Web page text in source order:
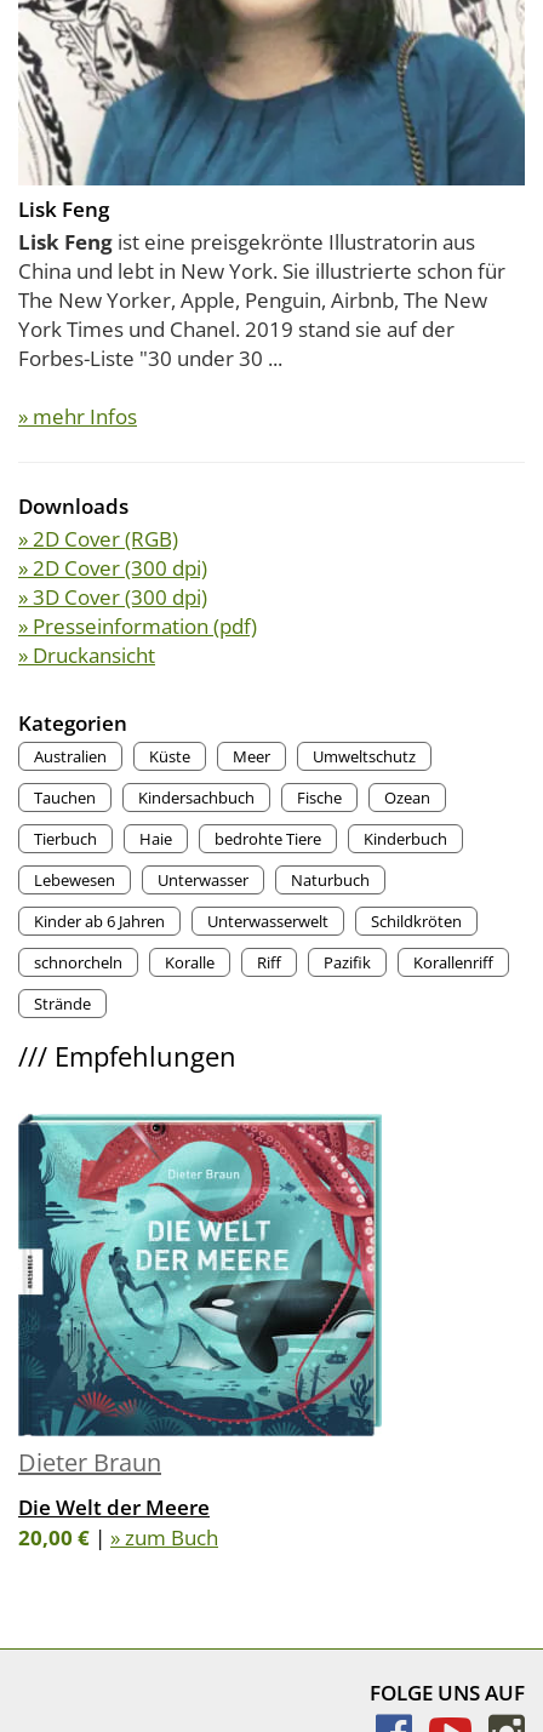
Lisk Feng
Lisk Feng ist eine preisgekrönte Illustratorin aus
China und lebt in New York. Sie illustrierte schon für
The New Yorker, Apple, Penguin, Airbnb, The New
York Times und Chanel. 2019 stand sie auf der
Forbes-Liste "30 under 30 ...
» mehr Infos
Downloads
» 2D Cover (RGB)
» 2D Cover (300 dpi)
» 3D Cover (300 dpi)
» Presseinformation (pdf)
» Druckansicht
Kategorien
Australien Küste Meer
Umweltschutz
Tauchen
Kindersachbuch Fische
Ozean
Tierbuch
Haie bedrohte Tiere
Kinderbuch
Lebewesen
Unterwasser
Naturbuch
Kinder ab 6 Jahren
Unterwasserwelt
Schildkröten
schnorcheln
Koralle Riff Pazifik
Korallenriff
Strände
/// Empfehlungen
Dieter Braun
Die Welt der Meere
20,00 € | » zum Buch
FOLGE UNS AUF